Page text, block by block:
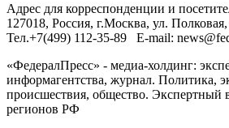
Адрес для корреспонденции и
127018, Россия, г.Москва, ул.
Тел.+7(499) 112-35-89 E-mail:
«ФедералПресс» - медиа-холдинг:
информагентства, журнал. Политика,
происшествия, общество. Экспертный
регионов РФ